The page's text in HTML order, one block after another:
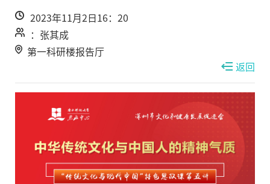
2023年11月2日16：20
：张其成
第一科研楼报告厅
返回